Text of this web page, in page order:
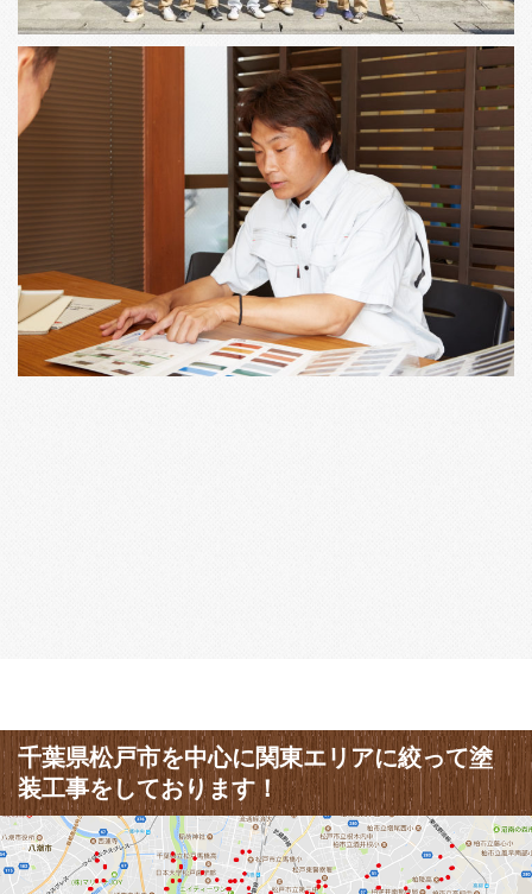
千葉県松戸市を中心に関東エリアに絞って塗
装工事をしております！